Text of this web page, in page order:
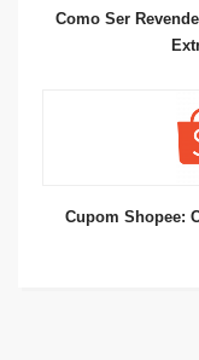
Como Ser
Cupom Shopee: